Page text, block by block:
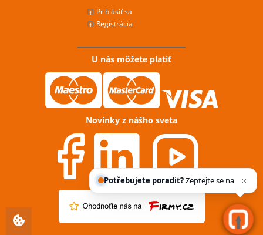
Prihlásiť sa
Registrácia
U nás môžete platiť
Novinky z nášho sveta
Potřebujete poradit?Zeptejte se našeho as